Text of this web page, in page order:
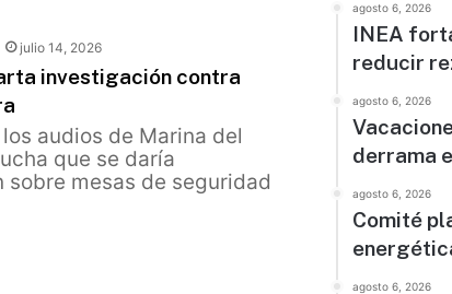
julio 14, 2026
investigación contra
audios de Marina del
que se daría
sobre mesas de seguridad
agosto 6, 2026
INEA
reducir
agosto 6, 2026
derrama
agosto 6, 2026
Comité
agosto 6, 2026